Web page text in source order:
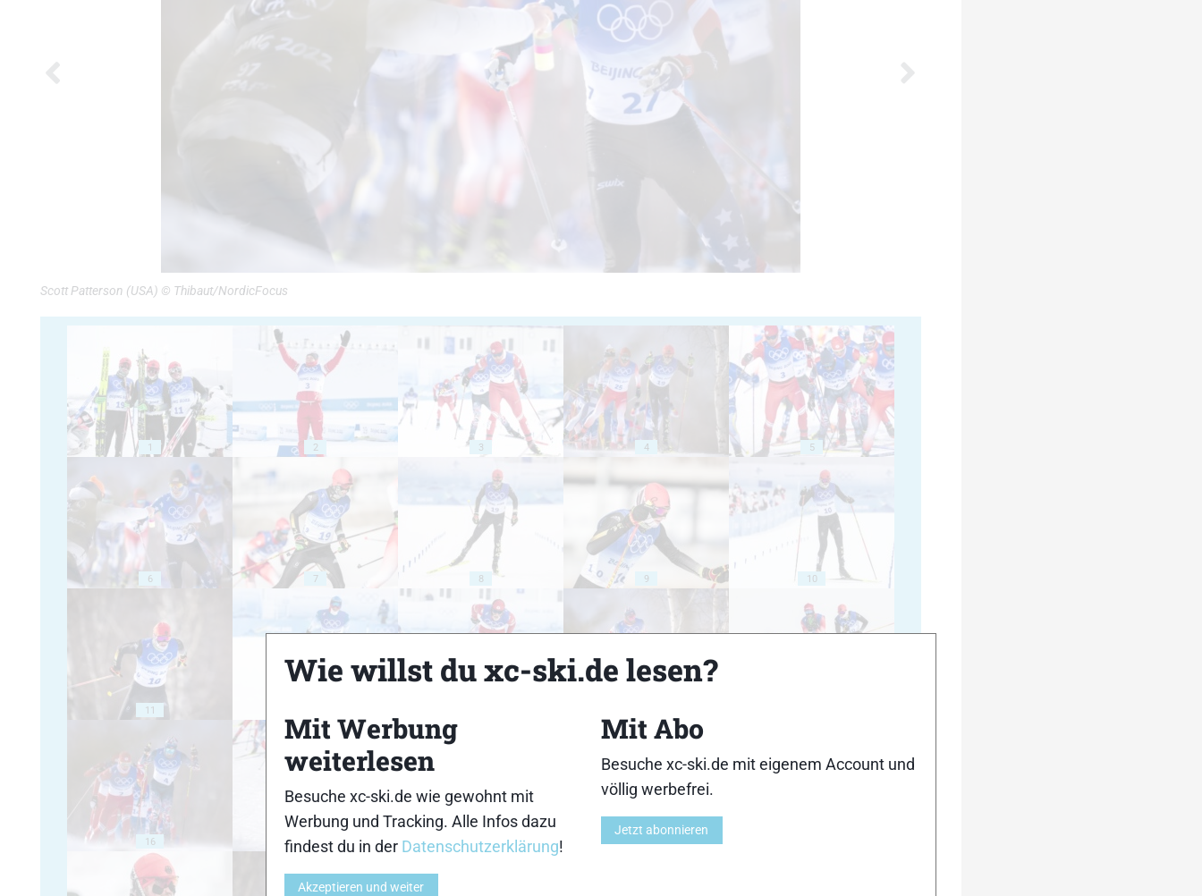
Scott Patterson (USA) © Thibaut/NordicFocus
1 2 3 4 5
6 7 8 9 10
11
16 17 18 19
Wie willst du xc-ski.de lesen?
Mit Werbung
weiterlesen
Besuche xc-ski.de wie gewohnt mit
Werbung und Tracking. Alle Infos dazu
findest du in der Datenschutzerklärung!
Akzeptieren und weiter
Mit Abo
Besuche xc-ski.de mit eigenem Account und
völlig werbefrei.
Jetzt abonnieren